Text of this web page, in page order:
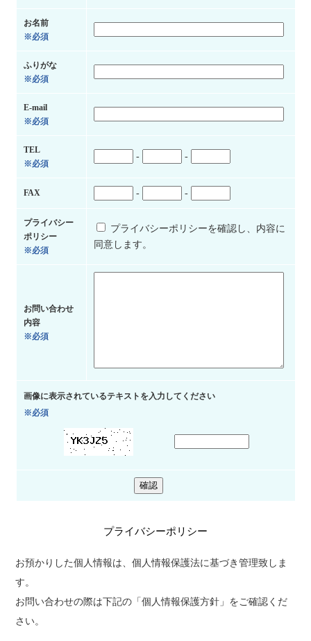
お名前
※必須
ふりがな
※必須
E-mail
※必須
TEL
※必須
- -
FAX - -
プライバシー
ポリシー
※必須
プライバシーポリシーを確認し、内容に
同意します。
お問い合わせ
内容
※必須
画像に表示されているテキストを入力してください
※必須
プライバシーポリシー
お預かりした個人情報は、個人情報保護法に基づき管理致しま
す。
お問い合わせの際は下記の「個人情報保護方針」をご確認くだ
さい。